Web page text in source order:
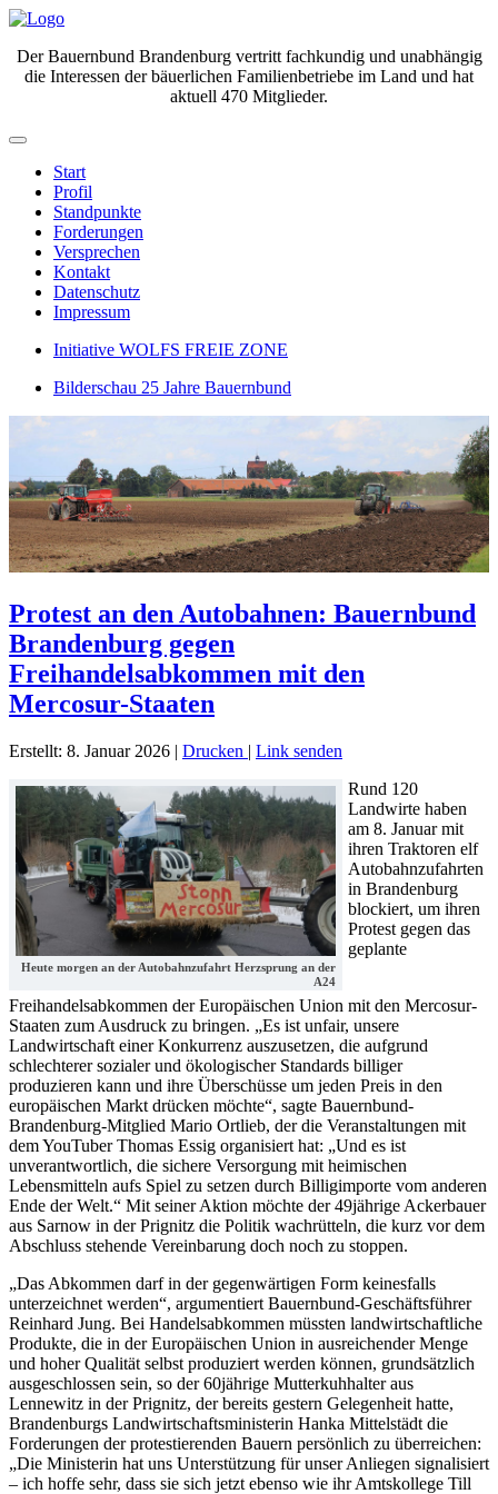
Der Bauernbund Brandenburg vertritt fachkundig und unabhängig
die Interessen der bäuerlichen Familienbetriebe im Land und hat
aktuell 470 Mitglieder.
Start
Profil
Standpunkte
Forderungen
Versprechen
Kontakt
Datenschutz
Impressum
Initiative WOLFS FREIE ZONE
Bilderschau 25 Jahre Bauernbund
Protest an den Autobahnen: Bauernbund
Brandenburg gegen
Freihandelsabkommen mit den
Mercosur-Staaten
Erstellt: 8. Januar 2026 | Drucken | Link senden
Heute morgen an der Autobahnzufahrt Herzsprung an der
A24
Rund 120
Landwirte haben
am 8. Januar mit
ihren Traktoren elf
Autobahnzufahrten
in Brandenburg
blockiert, um ihren
Protest gegen das
geplante
Freihandelsabkommen der Europäischen Union mit den Mercosur-
Staaten zum Ausdruck zu bringen. „Es ist unfair, unsere
Landwirtschaft einer Konkurrenz auszusetzen, die aufgrund
schlechterer sozialer und ökologischer Standards billiger
produzieren kann und ihre Überschüsse um jeden Preis in den
europäischen Markt drücken möchte“, sagte Bauernbund-
Brandenburg-Mitglied Mario Ortlieb, der die Veranstaltungen mit
dem YouTuber Thomas Essig organisiert hat: „Und es ist
unverantwortlich, die sichere Versorgung mit heimischen
Lebensmitteln aufs Spiel zu setzen durch Billigimporte vom anderen
Ende der Welt.“ Mit seiner Aktion möchte der 49jährige Ackerbauer
aus Sarnow in der Prignitz die Politik wachrütteln, die kurz vor dem
Abschluss stehende Vereinbarung doch noch zu stoppen.
„Das Abkommen darf in der gegenwärtigen Form keinesfalls
unterzeichnet werden“, argumentiert Bauernbund-Geschäftsführer
Reinhard Jung. Bei Handelsabkommen müssten landwirtschaftliche
Produkte, die in der Europäischen Union in ausreichender Menge
und hoher Qualität selbst produziert werden können, grundsätzlich
ausgeschlossen sein, so der 60jährige Mutterkuhhalter aus
Lennewitz in der Prignitz, der bereits gestern Gelegenheit hatte,
Brandenburgs Landwirtschaftsministerin Hanka Mittelstädt die
Forderungen der protestierenden Bauern persönlich zu überreichen:
„Die Ministerin hat uns Unterstützung für unser Anliegen signalisiert
– ich hoffe sehr, dass sie sich jetzt ebenso wie ihr Amtskollege Till